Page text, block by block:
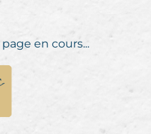
en cours...